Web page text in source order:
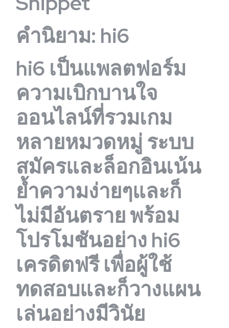
คำนิยาม: hi6
hi6 เป็นแพลตฟอร์ม
ความเบิกบานใจ
ออนไลน์ที่รวมเกม
หลายหมวดหมู่ ระบบ
สมัครและล็อกอินเน้น
ย้ำความง่ายๆและก็
ไม่มีอันตราย พร้อม
โปรโมชันอย่าง hi6
เครดิตฟรี เพื่อผู้ใช้
ทดสอบและก็วางแผน
เล่นอย่างมีวินัย